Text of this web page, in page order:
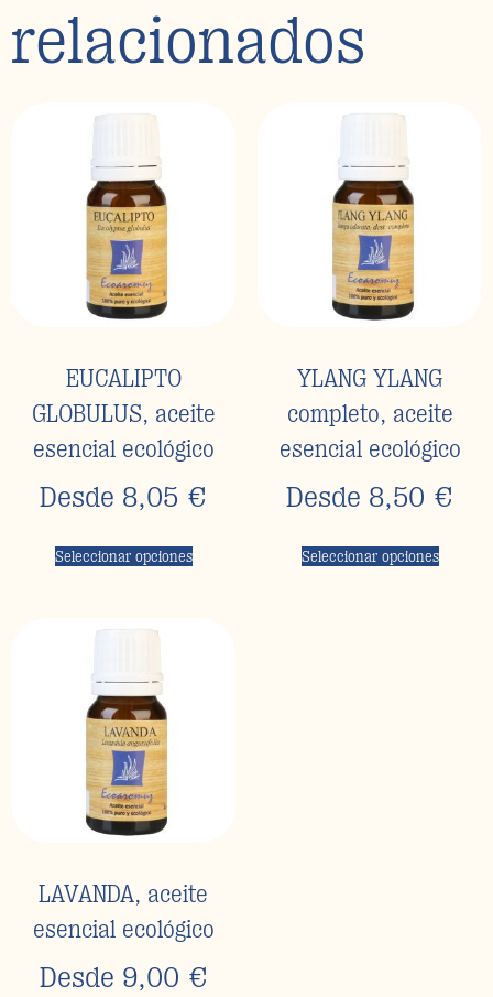
relacionados
EUCALIPTO
GLOBULUS, aceite
esencial ecológico
Desde 8,05 €
Seleccionar opciones
YLANG YLANG
completo, aceite
esencial ecológico
Desde 8,50 €
Seleccionar opciones
LAVANDA, aceite
esencial ecológico
Desde 9,00 €